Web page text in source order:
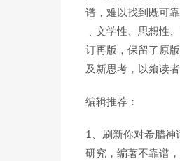
谱，难以找到既可
﹑文学性、思想性
订再版，保留了原
及新思考，以飨读者
编辑推荐：
1、刷新你对希腊神
研究，编著不靠谱